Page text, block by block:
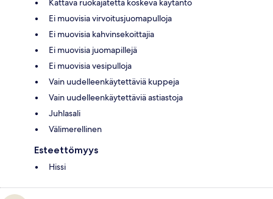
Kattava ruokajätettä koskeva käytäntö
Ei muovisia virvoitusjuomapulloja
Ei muovisia kahvinsekoittajia
Ei muovisia juomapillejä
Ei muovisia vesipulloja
Vain uudelleenkäytettäviä kuppeja
Vain uudelleenkäytettäviä astiastoja
Juhlasali
Välimerellinen
Esteettömyys
Hissi